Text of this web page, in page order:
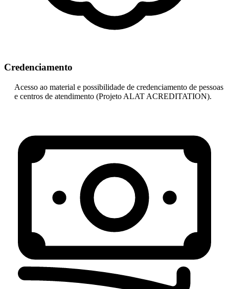
Credenciamento
Acesso ao material e possibilidade de credenciamento de pessoas
e centros de atendimento (Projeto ALAT ACREDITATION).